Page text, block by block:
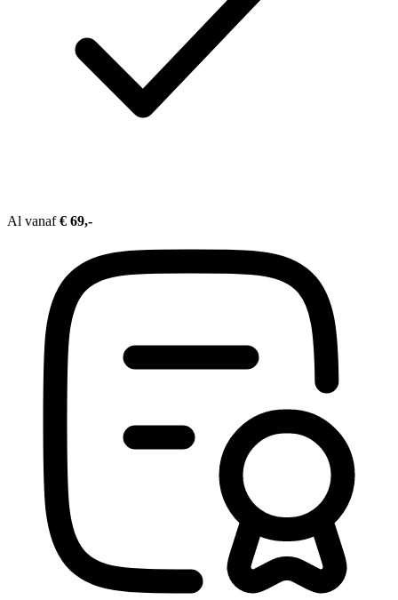
Al vanaf€ 69,-